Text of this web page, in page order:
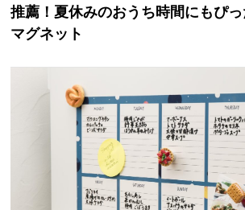
推薦！夏休みのおうち時間にもぴ
マグネット